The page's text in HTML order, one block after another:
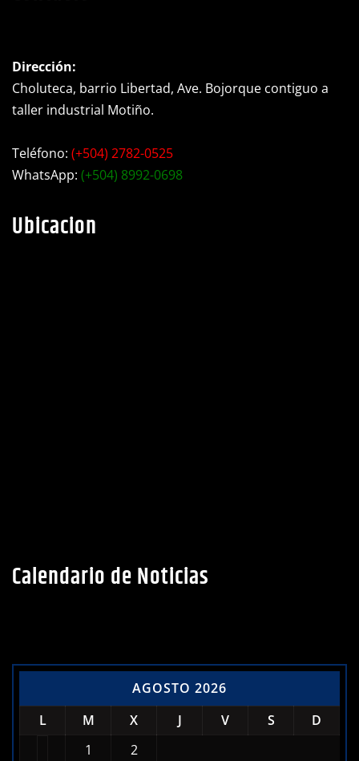
Dirección:
Choluteca, barrio Libertad, Ave. Bojorque contiguo a
taller industrial Motiño.
Teléfono: (+504) 2782-0525
WhatsApp: (+504) 8992-0698
Ubicacion
Calendario de Noticias
AGOSTO 2026
L
M X J V S
D
1
2